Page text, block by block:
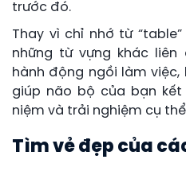
trước đó.
Thay vì chỉ nhớ từ
những từ vựng khác liên
hành động ngồi làm việc,
giúp não bộ của bạn
niệm và trải nghiệm cụ
Tìm vẻ đẹp của